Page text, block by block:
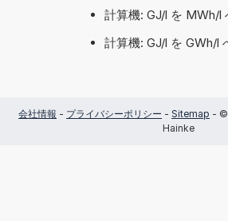
計算機: GJ/l を MWh/l
計算機: GJ/l を GWh/l
会社情報 - プライバシーポリシー - Sitemap - ©
Hainke